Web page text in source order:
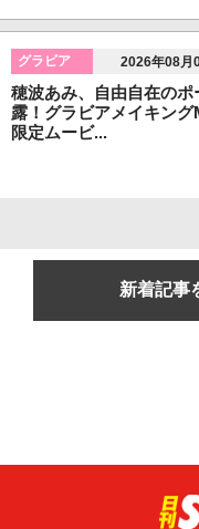
グラビア 2026年08月
穂波あみ、自由自在のポ
露！グラビアメイキング
限定ムービ...
新着記事